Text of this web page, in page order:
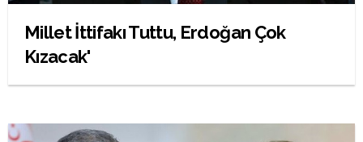
Millet İttifakı Tuttu, Erdoğan Çok
Kızacak'